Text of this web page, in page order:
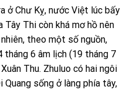
ở Chư Kỵ, nước Việt lúc bấy
Tây Thi còn khá mơ hồ nên
theo một số nguồn,
tháng 6 âm lịch (19 tháng 7
Thu. Zhuluo có hai ngôi
Quang sống ở làng phía tây,